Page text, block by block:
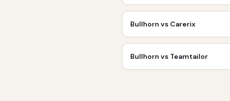
Bullhorn vs Carerix
Bullhorn vs Teamtailor